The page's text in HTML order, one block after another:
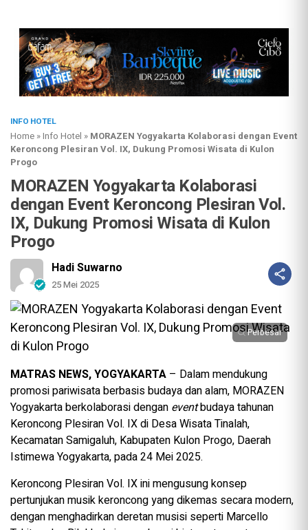
INFO HOTEL
Home »Info Hotel » MORAZEN Yogyakarta Kolaborasi dengan Event
Keroncong Plesiran Vol. IX, Dukung Promosi Wisata di Kulon
Progo
MORAZEN Yogyakarta Kolaborasi
dengan Event Keroncong Plesiran Vol.
IX, Dukung Promosi Wisata di Kulon
Progo
Hadi Suwarno
25 Mei 2025
Perbesar
MATRAS NEWS, YOGYAKARTA – Dalam mendukung
promosi pariwisata berbasis budaya dan alam, MORAZEN
Yogyakarta berkolaborasi dengan eventbudaya tahunan
Keroncong Plesiran Vol. IX di Desa Wisata Tinalah,
Kecamatan Samigaluh, Kabupaten Kulon Progo, Daerah
Istimewa Yogyakarta, pada 24 Mei 2025.
Keroncong Plesiran Vol. IX ini mengusung konsep
pertunjukan musik keroncong yang dikemas secara modern,
dengan menghadirkan deretan musisi seperti Marcello